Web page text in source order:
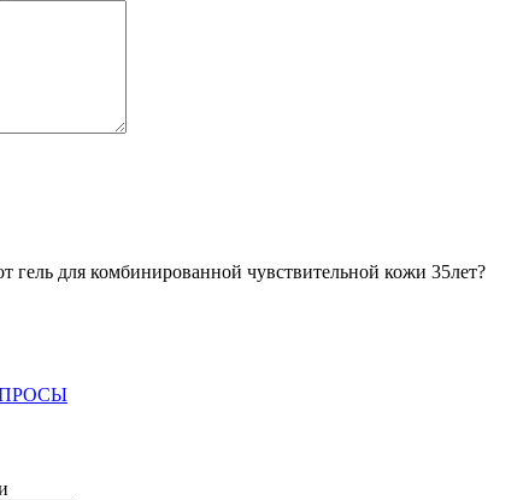
гель для комбинированной чувствительной кожи 35лет?